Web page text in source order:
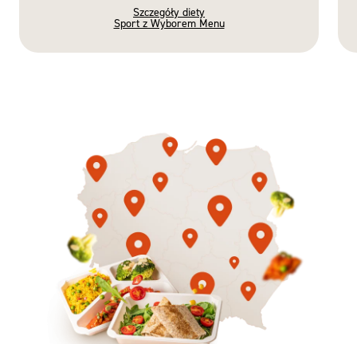
Szczegóły diety
Sport z Wyborem Menu